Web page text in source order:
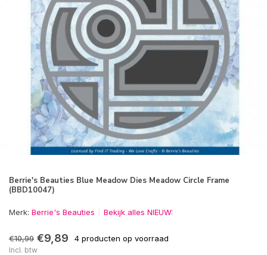
Berrie's Beauties Blue Meadow Dies Meadow Circle Frame
(BBD10047)
Merk: Berrie's Beauties Bekijk alles NIEUW:
€10,99 €9,89 4 producten op voorraad
Incl. btw